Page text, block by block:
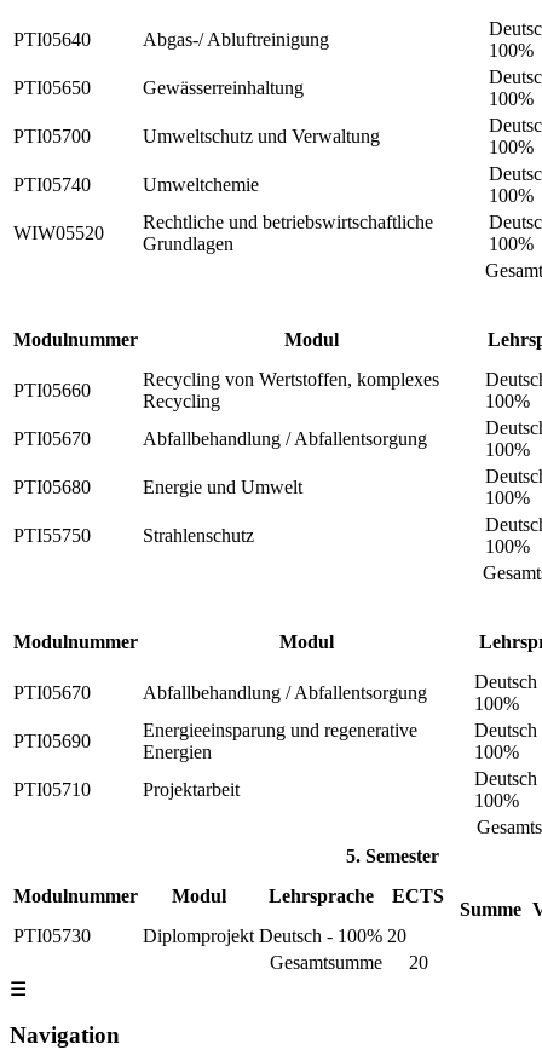
PTI05640 Abgas-/ Abluftreinigung
100%
PTI05650
Gewässerreinhaltung
100%
PTI05700
Umweltschutz und Verwaltung
100%
PTI05740
Umweltchemie
100%
WIW05520
Rechtliche und betriebswirtschaftliche
Grundlagen
100%
Modulnummer Modul
PTI05660
Recycling von Wertstoffen, komplexes
Recycling
100%
PTI05670
Abfallbehandlung / Abfallentsorgung
100%
PTI05680
Energie und Umwelt
100%
PTI55750
Strahlenschutz
100%
Modulnummer Modul
PTI05670 Abfallbehandlung / Abfallentsorgung
Deutsch
100%
PTI05690
Energieeinsparung und regenerative
Energien
Deutsch
100%
PTI05710
Projektarbeit
Deutsch
100%
5. Semester
Modulnummer
Modul Lehrsprache ECTS
Summe
PTI05730
Diplomprojekt Deutsch - 100% 20
Gesamtsumme
20
☰
Navigation